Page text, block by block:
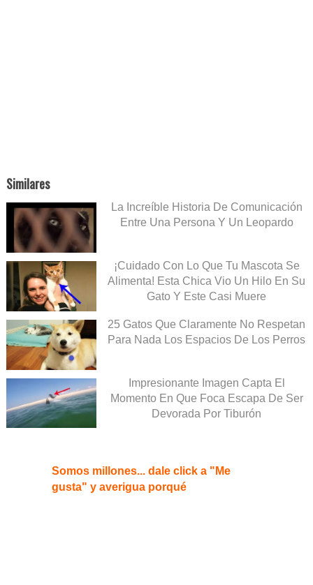
Similares
La Increíble Historia De Comunicación
Entre Una Persona Y Un Leopardo
¡Cuidado Con Lo Que Tu Mascota Se
Alimenta! Esta Chica Vio Un Hilo En Su
Gato Y Este Casi Muere
25 Gatos Que Claramente No Respetan
Para Nada Los Espacios De Los Perros
Impresionante Imagen Capta El
Momento En Que Foca Escapa De Ser
Devorada Por Tiburón
Somos millones... dale click a "Me
gusta" y averigua porqué